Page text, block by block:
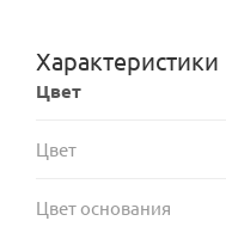
Характеристики
Цвет
Цвет
Цвет основания